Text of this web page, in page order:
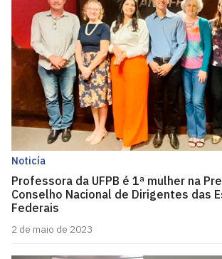
Noticía
Professora da UFPB é 1ª mulher na
Conselho Nacional de Dirigentes das
Federais
2 de maio de 2023